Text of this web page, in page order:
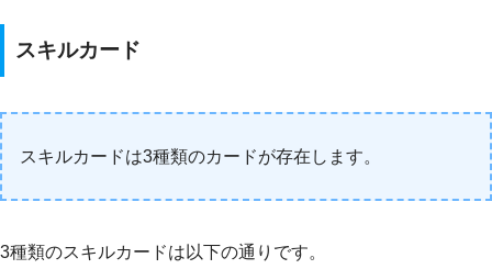
スキルカード
スキルカードは3種類のカードが存在します。
3種類のスキルカードは以下の通りです。